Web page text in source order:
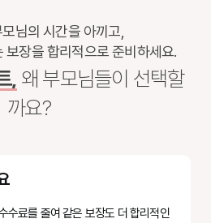
님의 시간을 아끼고,
보장을 합리적으로 준비하세요.
, 왜 부모님들이 선택할
까요?
수료를 줄여 같은 보장도 더 합리적인